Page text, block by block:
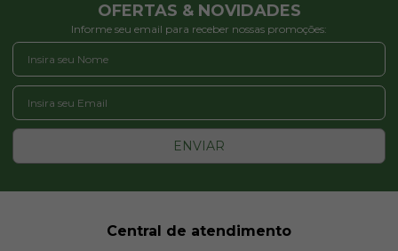
OFERTAS & NOVIDADES
Informe seu email para receber nossas promoções:
ENVIAR
Central de atendimento